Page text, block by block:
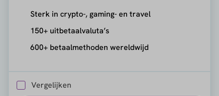
Sterk in crypto-, gaming- en travel
150+ uitbetaalvaluta’s
600+ betaalmethoden wereldwijd
Vergelijken